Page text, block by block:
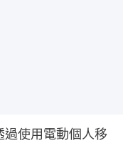
過使用電動個人移